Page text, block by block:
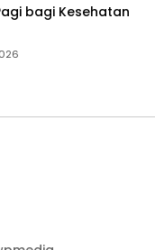
bagi Kesehatan